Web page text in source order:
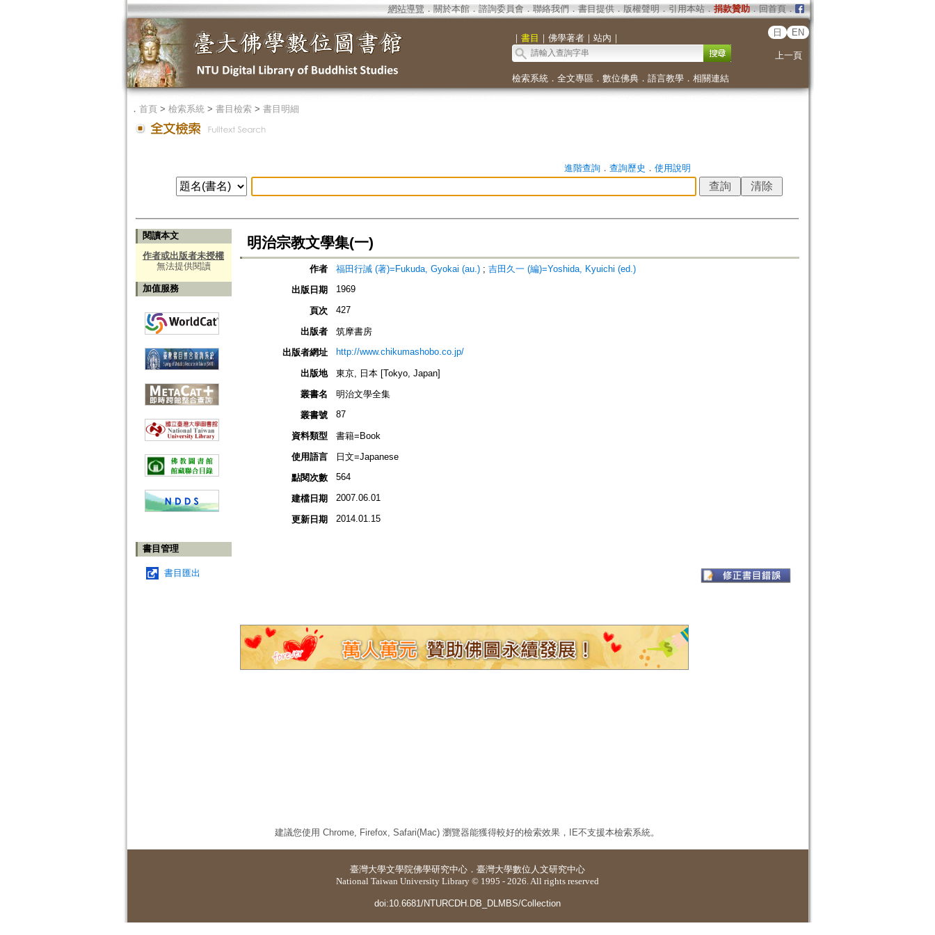
網站導覽 ． 關於本館． 諮詢委員會． 聯絡我們 ． 書目提供． 版權聲明 ． 引用本站． 捐款贊助．回首頁．
｜ 書目 ｜ 佛學著者｜ 站內 ｜
日 EN
上一頁
檢索系統． 全文專區 ． 數位佛典． 語言教學． 相關連結
． 首頁> 檢索系統> 書目檢索> 書目明細
進階查詢． 查詢歷史 ． 使用說明
閱讀本文
作者或出版者未授權
無法提供閱讀
加值服務
書目管理
書目匯出
明治宗教文學集(一)
作者 福田行誡 (著)=Fukuda, Gyokai (au.); 吉田久一 (編)=Yoshida, Kyuichi (ed.)
出版日期
1969
頁次 427
出版者
筑摩書房
出版者網址
http://www.chikumashobo.co.jp/
出版地
東京, 日本 [Tokyo, Japan]
叢書名
明治文學全集
叢書號
87
資料類型
書籍=Book
使用語言
日文=Japanese
點閱次數
564
建檔日期 2007.06.01
更新日期 2014.01.15
建議您使用 Chrome, Firefox, Safari(Mac) 瀏覽器能獲得較好的檢索效果，IE不支援本檢索系統。
臺灣大學文學院佛學研究中心 ． 臺灣大學數位人文研究中心
National Taiwan University Library © 1995 - 2026. All rights reserved
doi:10.6681/NTURCDH.DB_DLMBS/Collection